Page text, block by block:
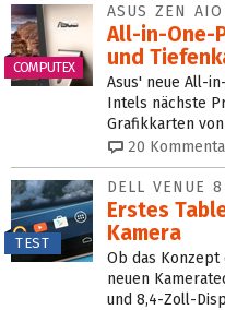
COMPUTEX
ASUS ZEN AIO
All-in-One-
und
Asus' neue All-
Intels nächste
Grafikkarten von
20
TEST
DELL VENUE
Erstes
Kamera
Ob das Konzept
neuen
und 8,4-Zoll-